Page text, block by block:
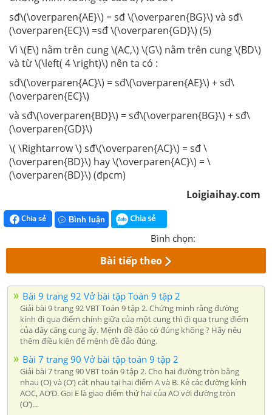
sđ\(\overparen{AE}\) = sđ \(\overparen{BG}\) và sđ\
(\overparen{EC}\) =sđ \(\overparen{GD}\) (5)
Vì \(E\) nằm trên cung \(AC,\) \(G\) nằm trên cung \(BD\)
và từ \(\left( 4 \right)\) nên ta có :
sđ\(\overparen{AC}\) = sđ\(\overparen{AE}\) + sđ\
(\overparen{EC}\)
và sđ\(\overparen{BD}\) = sđ\(\overparen{BG}\) + sđ\
(\overparen{GD}\)
\( \Rightarrow \) sđ\(\overparen{AC}\) = sđ \
(\overparen{BD}\) hay \(\overparen{AC}\) = \
(\overparen{BD}\) (đpcm)
Loigiaihay.com
Chia sẻ Bình luận Chia sẻ
Bình chọn:
Bài tiếp theo
Bài 9 trang 92 Vở bài tập Toán 9 tập 2
Giải bài 9 trang 92 VBT Toán 9 tập 2. Chứng minh rằng đường
kính đi qua điểm chính giữa của một cung thì đi qua trung điểm
của dây căng cung ấy. Mệnh đề đảo có đúng không ? Hãy nêu
thêm điều kiện để mệnh đề đảo đúng.
Bài 7 trang 90 Vở bài tập toán 9 tập 2
Giải bài 7 trang 90 VBT toán 9 tập 2. Cho hai đường tròn bằng
nhau (O) và (O’) cắt nhau tại hai điểm A và B. Kẻ các đường kính
AOC, AO’D. Gọi E là giao điểm thứ hai của AO với đường tròn
(O’)...